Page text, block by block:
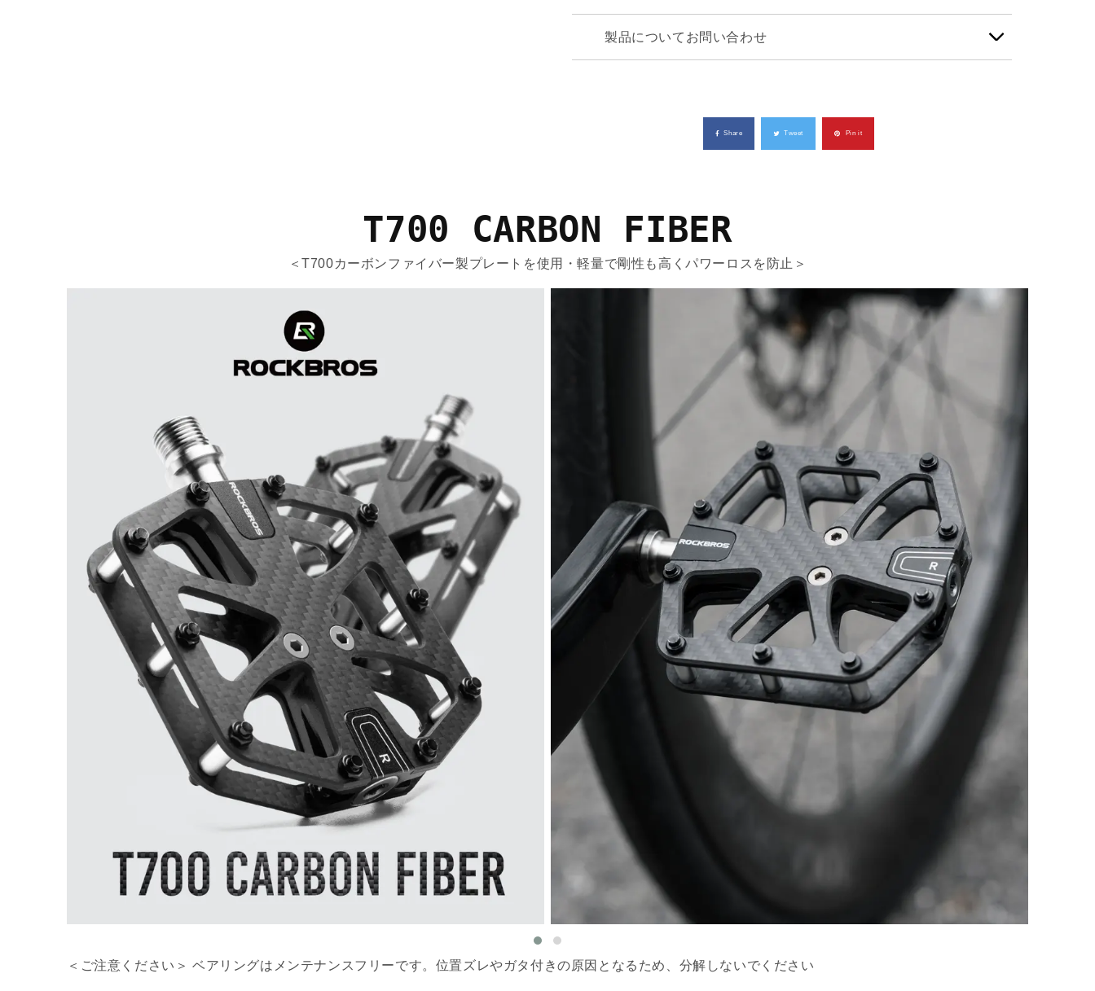
製品についてお問い合わせ
Share Tweet Pin it
T700 CARBON FIBER
＜T700カーボンファイバー製プレートを使用・軽量で剛性も高くパワーロスを防止＞
＜ご注意ください＞ ベアリングはメンテナンスフリーです。位置ズレやガタ付きの原因となるため、分解しないでください